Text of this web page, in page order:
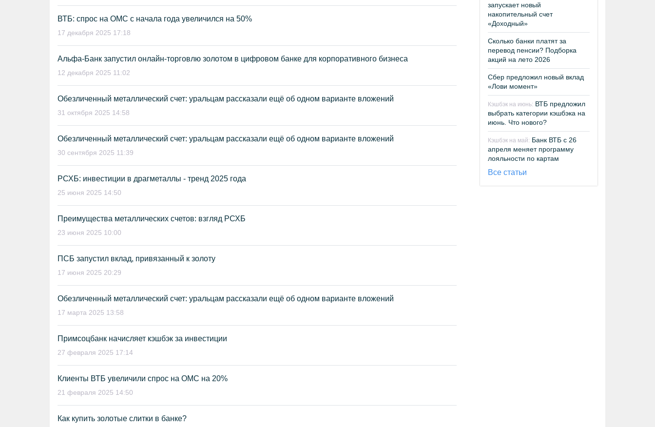
ВТБ: спрос на ОМС с начала года увеличился на 50%
17 декабря 2025 17:18
Альфа-Банк запустил онлайн-торговлю золотом в цифровом банке для корпоративного бизнеса
12 декабря 2025 11:02
Обезличенный металлический счет: уральцам рассказали ещё об одном варианте вложений
31 октября 2025 14:58
Обезличенный металлический счет: уральцам рассказали ещё об одном варианте вложений
30 сентября 2025 11:39
РСХБ: инвестиции в драгметаллы - тренд 2025 года
25 июня 2025 14:50
Преимущества металлических счетов: взгляд РСХБ
23 июня 2025 10:00
ПСБ запустил вклад, привязанный к золоту
17 июня 2025 20:29
Обезличенный металлический счет: уральцам рассказали ещё об одном варианте вложений
17 марта 2025 13:58
Примсоцбанк начисляет кэшбэк за инвестиции
27 февраля 2025 17:14
Клиенты ВТБ увеличили спрос на ОМС на 20%
21 февраля 2025 14:50
Как купить золотые слитки в банке?
запускает новый
накопительный счет
«Доходный»
Сколько банки платят за
перевод пенсии? Подборка
акций на лето 2026
Сбер предложил новый вклад
«Лови момент»
Кэшбэк на июнь: ВТБ предложил
выбрать категории кэшбэка на
июнь. Что нового?
Кэшбэк на май: Банк ВТБ с 26
апреля меняет программу
лояльности по картам
Все статьи